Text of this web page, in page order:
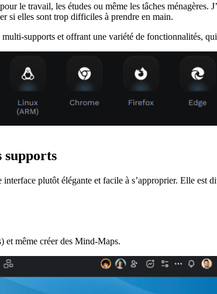
le travail, les études ou même les tâches ménagères.
si elles sont trop difficiles à prendre en main.
supports et offrant une variété de fonctionnalités,
supports
plutôt élégante et facile à s’approprier. Elle est
et même créer des Mind-Maps.